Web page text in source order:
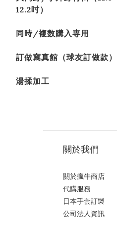
12.2吋）
同時/複数購入専用
訂做寫真館（球友訂做款）
湯揉加工
關於我們
關於瘋牛商店
代購服務
日本手套訂製
公司法人資訊